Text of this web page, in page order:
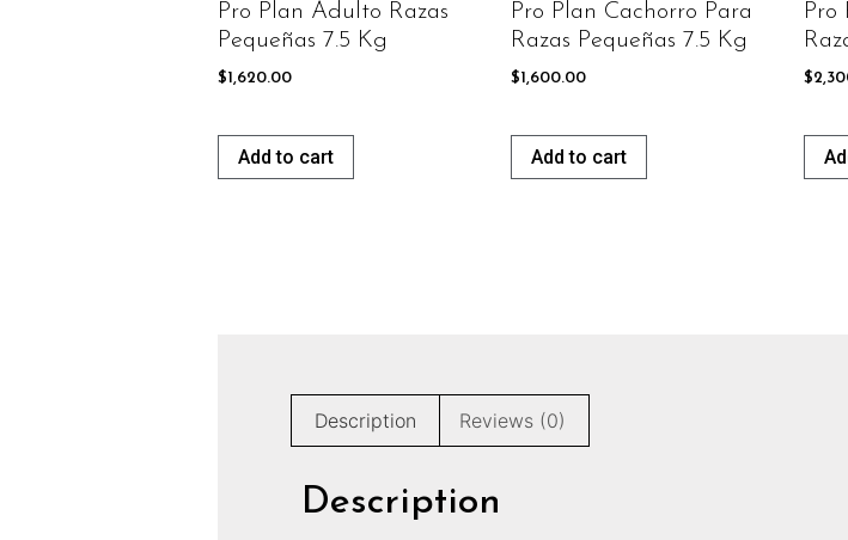
Pro Plan Adulto Razas
Pequeñas 7.5 Kg
$1,620.00
Add to cart
Pro Plan Cachorro Para
Razas Pequeñas 7.5 Kg
$1,600.00
Add to cart
Pro
$
Description Reviews (0)
Description